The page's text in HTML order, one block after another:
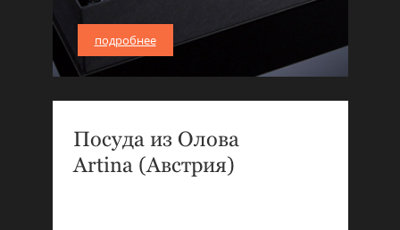
подробнее
Посуда из Олова
Artina (Австрия)